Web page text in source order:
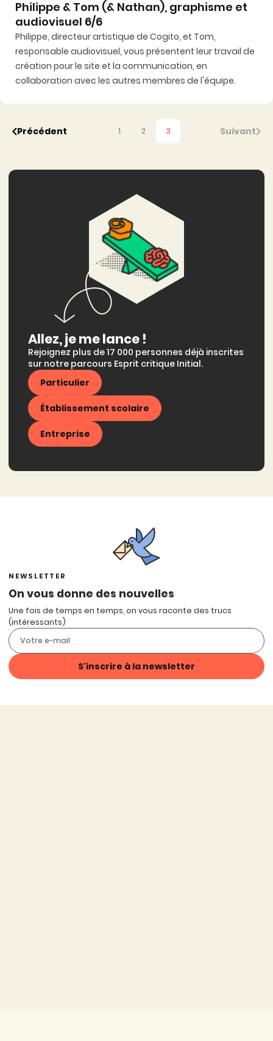
Philippe & Tom (& Nathan), graphisme et
audiovisuel 6/6
Philippe, directeur artistique de Cogito, et Tom,
responsable audiovisuel, vous présentent leur travail de
création pour le site et la communication, en
collaboration avec les autres membres de l'équipe.
Précédent 1 2 3 Suivant
Allez, je me lance !
Rejoignez plus de 17 000 personnes déjà inscrites
sur notre parcours Esprit critique Initial.
Particulier
Établissement scolaire
Entreprise
NEWSLETTER
On vous donne des nouvelles
Une fois de temps en temps, on vous raconte des trucs
(intéressants)
S'inscrire à la newsletter